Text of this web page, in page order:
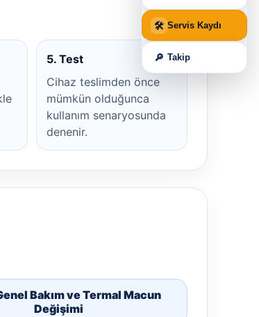
5. Test
Cihaz teslimden önce
mümkün olduğunca
kullanım senaryosunda
denenir.
Bakım ve Termal Macun
Değişimi
🛠 Servis Kaydı
🔎 Takip